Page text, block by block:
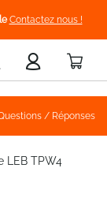
Contactez nous !
Rechercher
LEB TPW4
/ Réponses